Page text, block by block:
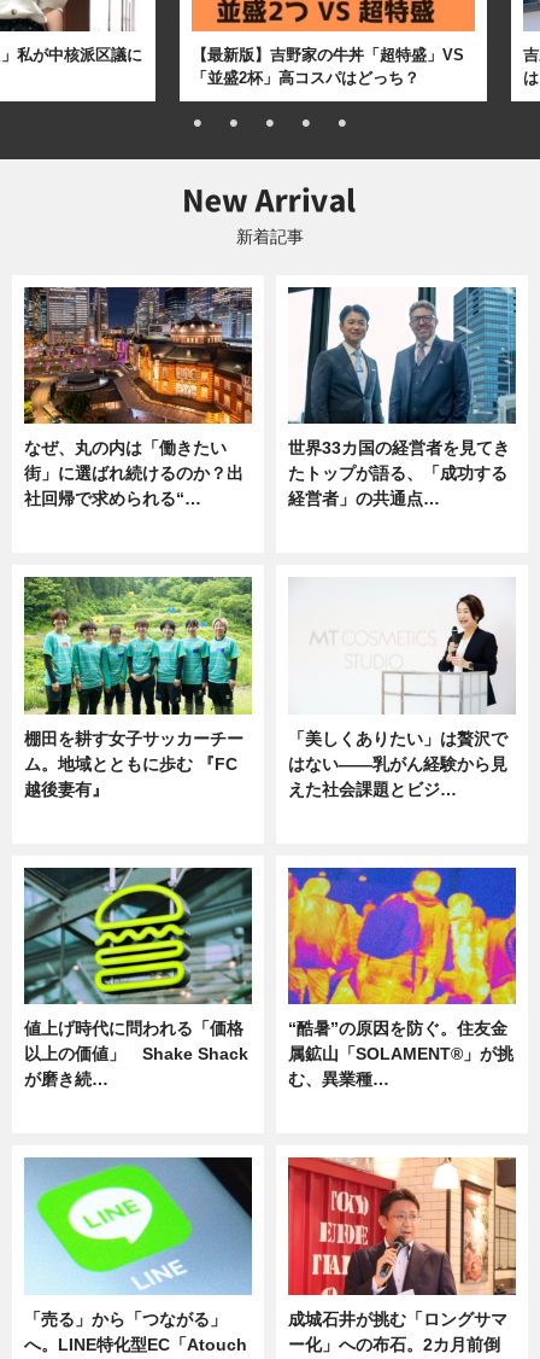
私が中核派区議に
【最新版】吉野家の牛丼「超特盛」VS
「並盛2杯」高コスパはどっち？
新着記事
なぜ、丸の内は「働きたい
街」に選ばれ続けるのか？出
社回帰で求められる“…
世界33カ国の経営者を見てき
たトップが語る、「成功する
経営者」の共通点…
棚田を耕す女子サッカーチー
ム。地域とともに歩む 『FC
越後妻有』
「美しくありたい」は贅沢で
はない――乳がん経験から見
えた社会課題とビジ…
値上げ時代に問われる「価格
以上の価値」 Shake Shack
が磨き続…
“酷暑”の原因を防ぐ。住友金
属鉱山「SOLAMENT®」が挑
む、異業種…
「売る」から「つながる」
へ。LINE特化型EC「Atouch
成城石井が挑む「ロングサマ
ー化」への布石。2カ月前倒